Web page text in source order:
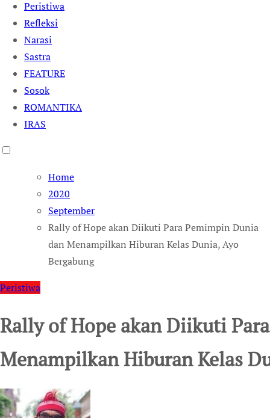
Peristiwa
Refleksi
Narasi
Sastra
FEATURE
Sosok
ROMANTIKA
IRAS
Home
2020
September
Rally of Hope akan Diikuti Para Pemimpin Dunia
dan Menampilkan Hiburan Kelas Dunia, Ayo
Bergabung
Peristiwa
Rally of Hope akan Diikuti
Menampilkan Hiburan Kelas